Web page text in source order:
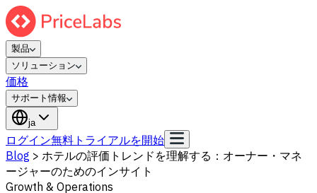
製品
ソリューション
価格
サポート情報
ja
ログイン無料トライアルを開始
Blog > ホテルの評価トレンドを理解する：オーナー・マネ
ージャーのためのインサイト
Growth & Operations